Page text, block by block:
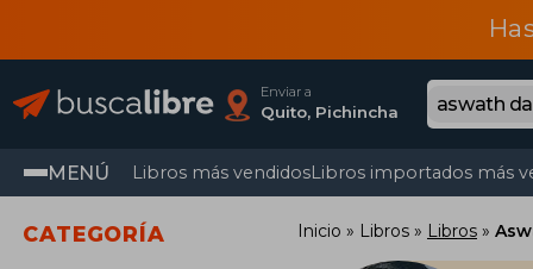
Enviar a
Quito, Pichincha
MENÚ Libros más vendidosLibros importados más
CATEGORÍA Inicio Libros Libros